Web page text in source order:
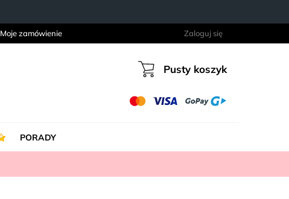
Moje zamówienie Zaloguj się
Koszyk
Pusty koszyk
PORADY